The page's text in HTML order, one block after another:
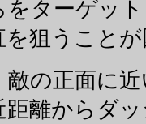
ターゲッ
狙うこと
の正面に近
距離からダ